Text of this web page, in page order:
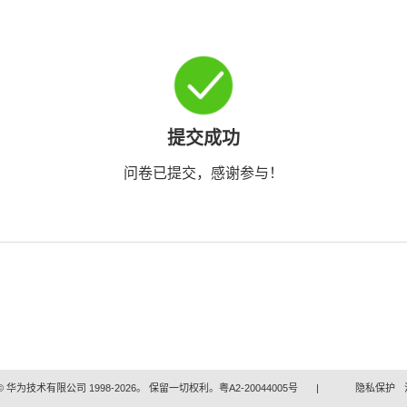
提交成功
问卷已提交，感谢参与！
华为技术有限公司 1998-2026。 保留一切权利。粤A2-20044005号 | 隐私保护